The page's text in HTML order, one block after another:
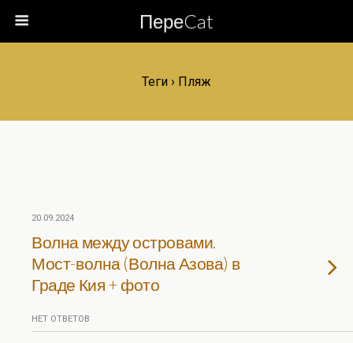
ПереCat
Теги › Пляж
20.09.2024
Волна между островами.
Мост-волна (Волна Азова) в
Граде Кия + фото
НЕТ ОТВЕТОВ